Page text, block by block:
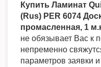
Купить Ламинат
(Rus) PER 6074
промасленная, 1
не обязывает Вас к
непременно
параметров заявки